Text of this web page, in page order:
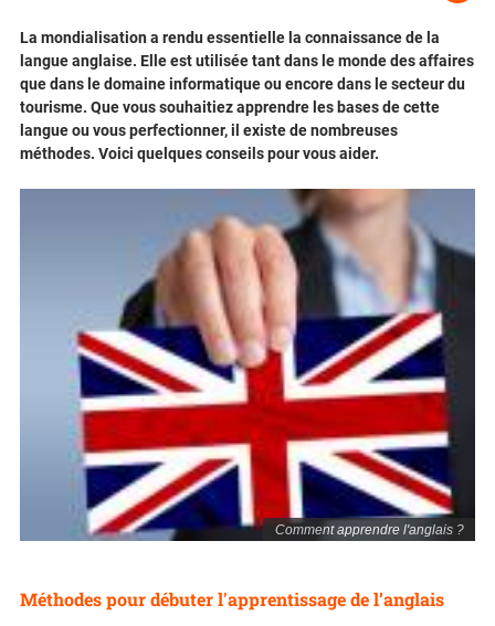
Comment apprendre l'anglais ?
La mondialisation a rendu essentielle la connaissance de la
langue anglaise. Elle est utilisée tant dans le monde des affaires
que dans le domaine informatique ou encore dans le secteur du
tourisme. Que vous souhaitiez apprendre les bases de cette
langue ou vous perfectionner, il existe de nombreuses
méthodes. Voici quelques conseils pour vous aider.
Méthodes pour débuter l'apprentissage de l’anglais